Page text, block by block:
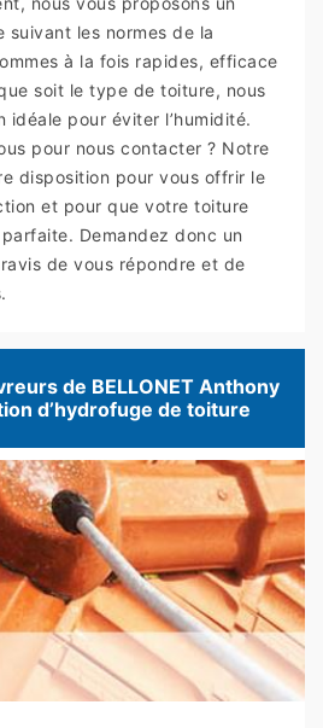
les normes de la
à la fois rapides, efficace
soit le type de toiture, nous
idéale pour éviter l’humidité.
pour nous contacter ? Notre
disposition pour vous offrir le
et pour que votre toiture
Demandez donc un
de vous répondre et de
de BELLONET Anthony
d’hydrofuge de toiture